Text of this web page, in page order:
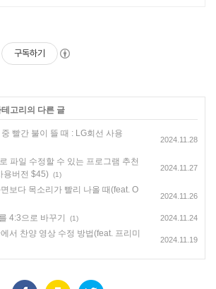
구독하기
테고리의 다른 글
빨간 불이 뜰 때 : LG회선 사용
2024.11.28
파일 수정할 수 있는 프로그램 추천
용버전 $45) (1)
2024.11.27
보다 목소리가 빨리 나올 때(feat. O
2024.11.26
4:3으로 바꾸기 (1) 2024.11.24
서 찬양 영상 수정 방법(feat. 프리미
2024.11.19